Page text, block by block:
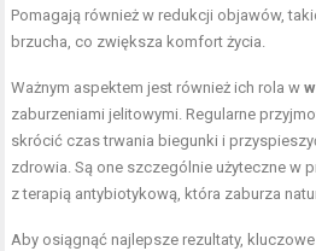
Pomagają również w redukcji objawów,
brzucha, co zwiększa komfort życia.
Ważnym aspektem jest również ich rola w
zaburzeniami jelitowymi. Regularne
skrócić czas trwania biegunki i
zdrowia. Są one szczególnie użyteczne w
z terapią antybiotykową, która zaburza
Aby osiągnąć najlepsze rezultaty,